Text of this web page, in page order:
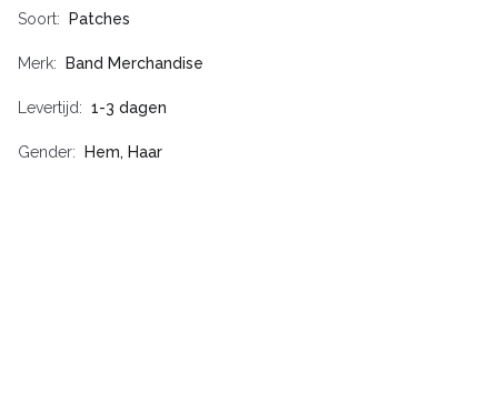
Soort Patches
Merk Band Merchandise
Levertijd 1-3 dagen
Gender Hem, Haar